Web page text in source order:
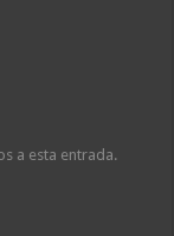
a esta entrada.